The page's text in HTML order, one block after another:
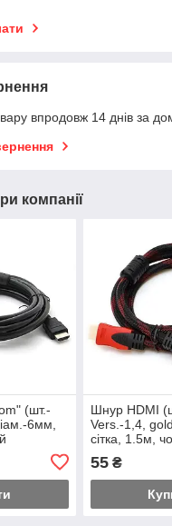
впродовж 14 днів за
компанії
(шт.-
6мм,
Шнур HDMI
Vers.-1,4,
сітка, 1.5м,
55₴